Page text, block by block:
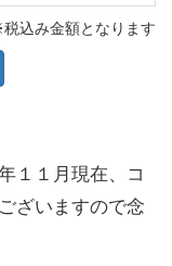
込み金額となります
１１月現在、コ
ざいますので念